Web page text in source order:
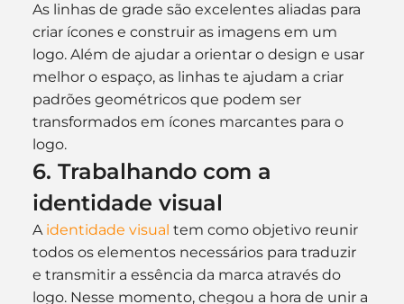
As linhas de grade são excelentes aliadas para
criar ícones e construir as imagens em um
logo. Além de ajudar a orientar o design e usar
melhor o espaço, as linhas te ajudam a criar
padrões geométricos que podem ser
transformados em ícones marcantes para o
logo.
6. Trabalhando com a
identidade visual
A identidade visual tem como objetivo reunir
todos os elementos necessários para traduzir
e transmitir a essência da marca através do
logo. Nesse momento, chegou a hora de unir a